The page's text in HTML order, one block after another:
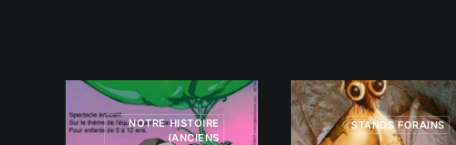
NOTRE HISTOIRE
(ANCIENS
STANDS FORAINS